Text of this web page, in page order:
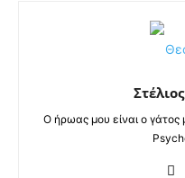
Ο ήρωας μου είναι ο γάτος